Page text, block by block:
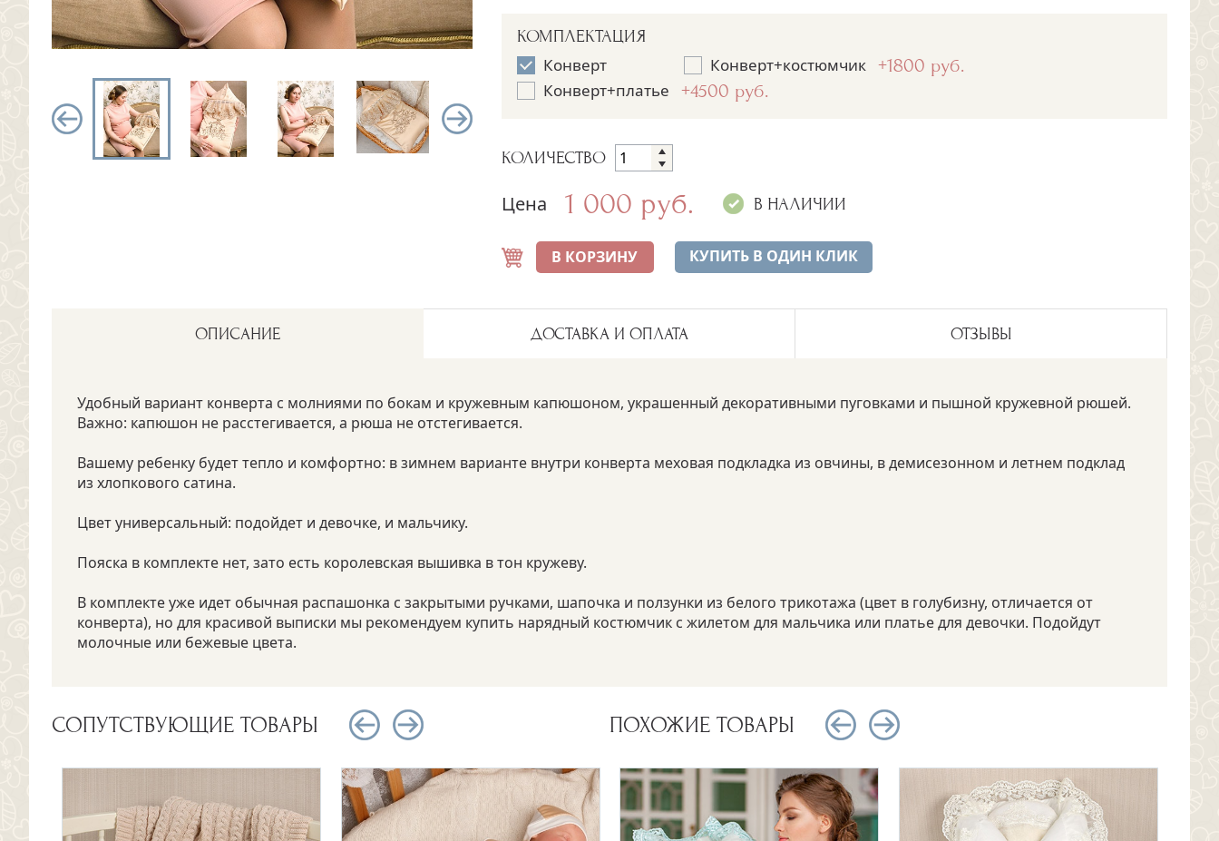
КОМПЛЕКТАЦИЯ
Конверт Конверт+костюмчик +1800 руб.
Конверт+платье +4500 руб.
КОЛИЧЕСТВО
Цена 1 000 руб. В НАЛИЧИИ
В КОРЗИНУ КУПИТЬ В ОДИН КЛИК
ОПИСАНИЕ ДОСТАВКА И ОПЛАТА ОТЗЫВЫ
Удобный вариант конверта с молниями по бокам и кружевным капюшоном, украшенный декоративными пуговками и пышной кружевной рюшей.
Важно: капюшон не расстегивается, а рюша не отстегивается.
Вашему ребенку будет тепло и комфортно: в зимнем варианте внутри конверта меховая подкладка из овчины, в демисезонном и летнем подклад
из хлопкового сатина.
Цвет универсальный: подойдет и девочке, и мальчику.
Пояска в комплекте нет, зато есть королевская вышивка в тон кружеву.
В комплекте уже идет обычная распашонка с закрытыми ручками, шапочка и ползунки из белого трикотажа (цвет в голубизну, отличается от
конверта), но для красивой выписки мы рекомендуем купить нарядный костюмчик с жилетом для мальчика или платье для девочки. Подойдут
молочные или бежевые цвета.
СОПУТСТВУЮЩИЕ ТОВАРЫ ПОХОЖИЕ ТОВАРЫ